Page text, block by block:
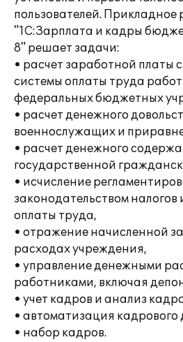
пользователей. Прикладное
"1С:Зарплата и кадры
8" решает задачи:
• расчет заработной платы
системы оплаты труда
федеральных бюджетных
• расчет денежного
военнослужащих и
• расчет денежного
государственной
• исчисление
законодательством налогов
оплаты труда,
• отражение начисленной
расходах учреждения,
• управление денежными
работниками, включая
• учет кадров и анализ
• автоматизация кадрового
• набор кадров.